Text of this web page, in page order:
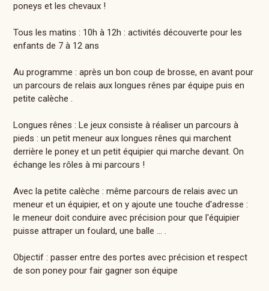
poneys et les chevaux !
Tous les matins : 10h à 12h : activités découverte pour les
enfants de 7 à 12 ans
Au programme : après un bon coup de brosse, en avant pour
un parcours de relais aux longues rênes par équipe puis en
petite calèche .
Longues rênes : Le jeux consiste à réaliser un parcours à
pieds : un petit meneur aux longues rênes qui marchent
derrière le poney et un petit équipier qui marche devant. On
échange les rôles à mi parcours !
Avec la petite calèche : même parcours de relais avec un
meneur et un équipier, et on y ajoute une touche d'adresse :
le meneur doit conduire avec précision pour que l'équipier
puisse attraper un foulard, une balle ... .
Objectif : passer entre des portes avec précision et respect
de son poney pour fair gagner son équipe